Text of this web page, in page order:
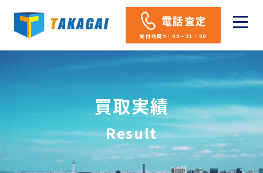
電話査定
受付時間9：00～21：00
買取実績
Result